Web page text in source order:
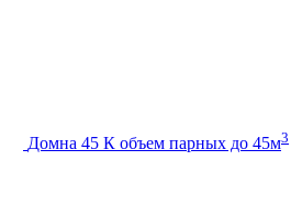
Домна 45 К объем парных до 45м3